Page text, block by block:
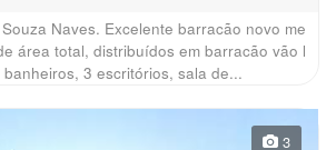
Naves. Excelente barracão novo me
área total, distribuídos em barracão vão l
3 escritórios, sala de...
3